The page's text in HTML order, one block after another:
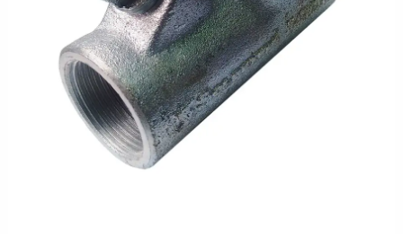
Áreas
Peligrosas
Soldexel